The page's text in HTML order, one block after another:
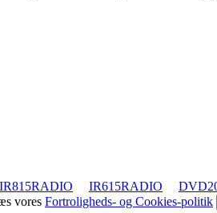
IR815RADIO IR615RADIO
vores Fortroligheds- og Cookies-politik